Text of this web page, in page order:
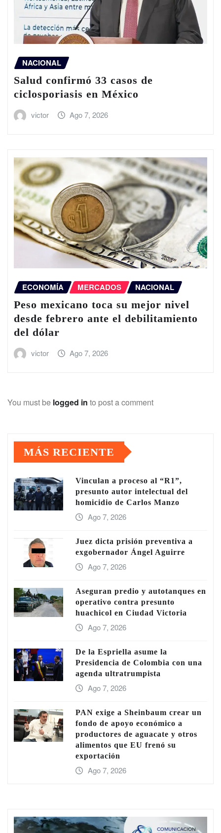
NACIONAL
Salud confirmó 33 casos de
ciclosporiasis en México
victor Ago 7, 2026
ECONOMÍA MERCADOS NACIONAL
Peso mexicano toca su mejor nivel
desde febrero ante el debilitamiento
del dólar
victor Ago 7, 2026
You must be logged in to post a comment
MÁS RECIENTE
Vinculan a proceso al “R1”,
presunto autor intelectual del
homicidio de Carlos Manzo
Ago 7, 2026
Juez dicta prisión preventiva a
exgobernador Ángel Aguirre
Ago 7, 2026
Aseguran predio y autotanques en
operativo contra presunto
huachicol en Ciudad Victoria
Ago 7, 2026
De la Espriella asume la
Presidencia de Colombia con una
agenda ultratrumpista
Ago 7, 2026
PAN exige a Sheinbaum crear un
fondo de apoyo económico a
productores de aguacate y otros
alimentos que EU frenó su
exportación
Ago 7, 2026